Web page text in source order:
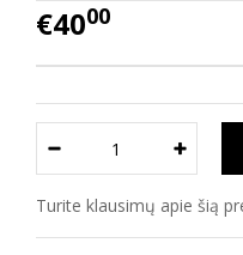
€4000
Turite klausimų apie šią